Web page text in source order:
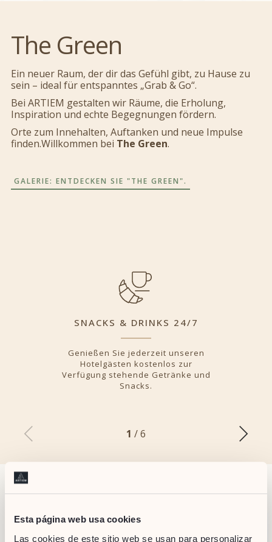
Esta página web usa cookies
Las cookies de este sitio web se usan para personalizar
The Green
Ein neuer Raum, der dir das Gefühl gibt, zu Hause zu
sein – ideal für entspanntes „Grab & Go“.
Bei ARTIEM gestalten wir Räume, die Erholung,
Inspiration und echte Begegnungen fördern.
Orte zum Innehalten, Auftanken und neue Impulse
finden.Willkommen bei The Green.
GALERIE: ENTDECKEN SIE "THE GREEN".
SNACKS & DRINKS 24/7
Genießen Sie jederzeit unseren
Hotelgästen kostenlos zur
Verfügung stehende Getränke und
Snacks.
1 / 6